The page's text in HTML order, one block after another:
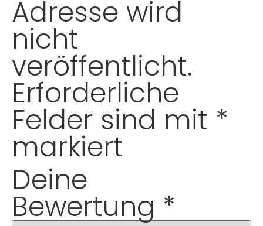
Adresse wird
nicht
veröffentlicht.
Erforderliche
Felder sind mit *
markiert
Deine
Bewertung *